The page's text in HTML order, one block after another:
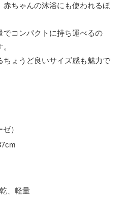
ちゃんの沐浴にも使われるほ
コンパクトに持ち運べるの
ちょうど良いサイズ感も魅力で
）
、軽量